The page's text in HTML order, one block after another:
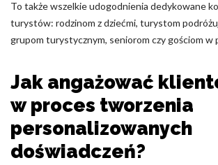
To także wszelkie udogodnienia dedykowane
turystów: rodzinom z dziećmi, turystom
grupom turystycznym, seniorom czy gościom w
Jak angażować
w proces tworzenia
personalizowanych
doświadczeń?